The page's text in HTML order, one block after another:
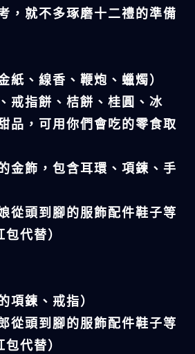
，就不多琢磨十二禮的準備
、線香、鞭炮、蠟燭）
戒指餅、桔餅、桂圓、冰
品，可用你們會吃的零食取
金飾，包含耳環、項鍊、手
從頭到腳的服飾配件鞋子等
代替）
項鍊、戒指）
從頭到腳的服飾配件鞋子等
代替）